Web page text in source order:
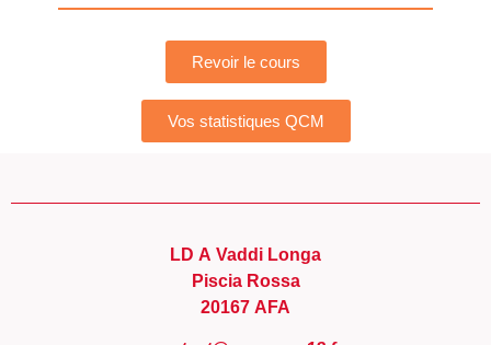
Revoir le cours
Vos statistiques QCM
LD A Vaddi Longa
Piscia Rossa
20167 AFA